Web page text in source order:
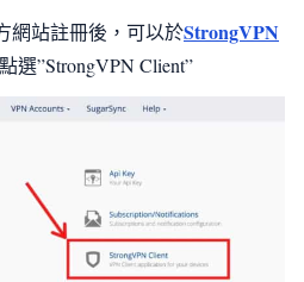
網站註冊後，可以於StrongVPN
選”StrongVPN Client”